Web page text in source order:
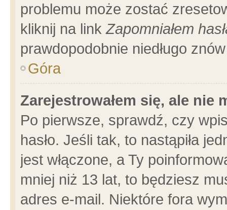
problemu może zostać
kliknij na linkZapomniałem
prawdopodobnie niedługo
Góra
Zarejestrowałem się, ale nie
Po pierwsze, sprawdź, czy
hasło. Jeśli tak, to nastąpiła
jest włączone, a Ty
mniej niż 13 lat, to będziesz
adres e-mail. Niektóre fora